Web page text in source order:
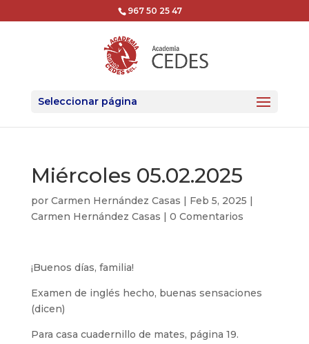
967 50 25 47
Seleccionar página
Miércoles 05.02.2025
por Carmen Hernández Casas | Feb 5, 2025 |
Carmen Hernández Casas | 0 Comentarios
¡Buenos días, familia!
Examen de inglés hecho, buenas sensaciones
(dicen)
Para casa cuadernillo de mates, página 19.